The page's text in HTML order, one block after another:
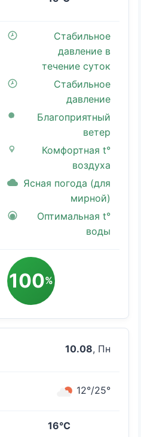
Стабильное
давление в
течение суток
Стабильное
давление
Благоприятный
ветер
Комфортная t°
воздуха
Ясная погода (для
мирной)
Оптимальная t°
воды
100%
10.08, Пн
12°/25°
16°C